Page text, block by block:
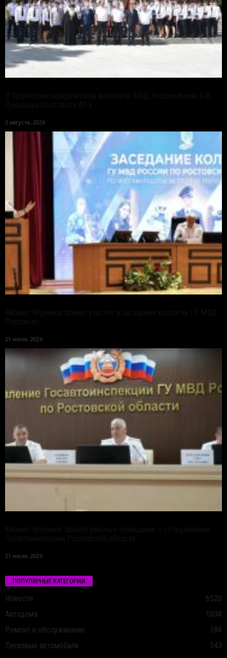
3 августа, 2026
21 июля, 2026
21 июля, 2026
ПОПУЛЯРНЫЕ КАТЕГОРИИ
Новости
6520
Автодома
1034
Ремонт и обслуживание
184
Легковые автомобили
143